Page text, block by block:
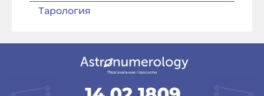
Тарология